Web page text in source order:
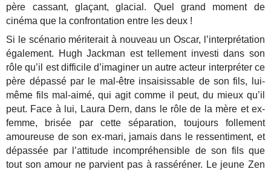
père cassant, glaçant, glacial. Quel grand moment de
cinéma que la confrontation entre les deux !
Si le scénario mériterait à nouveau un Oscar, l’interprétation
également. Hugh Jackman est tellement investi dans son
rôle qu’il est difficile d’imaginer un autre acteur interpréter ce
père dépassé par le mal-être insaisissable de son fils, lui-
même fils mal-aimé, qui agit comme il peut, du mieux qu’il
peut. Face à lui, Laura Dern, dans le rôle de la mère et ex-
femme, brisée par cette séparation, toujours follement
amoureuse de son ex-mari, jamais dans le ressentiment, et
dépassée par l’attitude incompréhensible de son fils que
tout son amour ne parvient pas à rasséréner. Le jeune Zen